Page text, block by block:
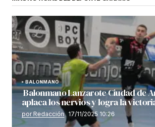
BALONMANO
Balonmano Lanzarote Ciudad de
aplaca los nervios y logra la
por Redacción 17/11/2025 10:26